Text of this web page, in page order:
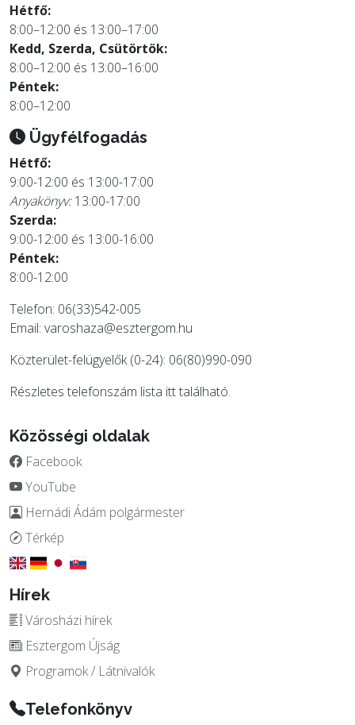
Hétfő:
8:00–12:00 és 13:00–17:00
Kedd, Szerda, Csütörtök:
8:00–12:00 és 13:00–16:00
Péntek:
8:00–12:00
Ügyfélfogadás
Hétfő:
9:00-12:00 és 13:00-17:00
Anyakönyv:13:00-17:00
Szerda:
9:00-12:00 és 13:00-16:00
Péntek:
8:00-12:00
Telefon: 06(33)542-005
Email: varoshaza@esztergom.hu
Közterület-felügyelők (0-24): 06(80)990-090
Részletes telefonszám lista itttalálható.
Közösségi oldalak
Facebook
YouTube
Hernádi Ádám polgármester
Térkép
Hírek
Városházi hírek
Esztergom Újság
Programok / Látnivalók
Telefonkönyv